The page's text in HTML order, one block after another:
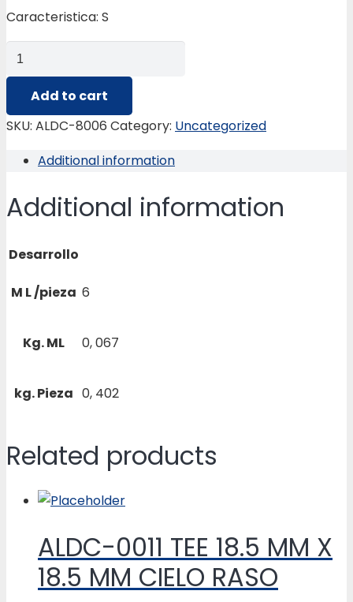
Caracteristica: S
ALDC-
8006
REMATE
DE
quantity
Add to cart
SKU: ALDC-8006 Category: Uncategorized
Additional information
Additional information
Desarrollo
M L /pieza 6
Kg. ML 0, 067
kg. Pieza 0, 402
Related products
ALDC-0011 TEE 18.5 MM X
18.5 MM CIELO RASO